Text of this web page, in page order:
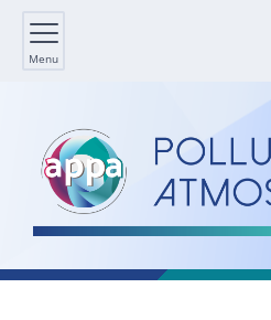
Menu